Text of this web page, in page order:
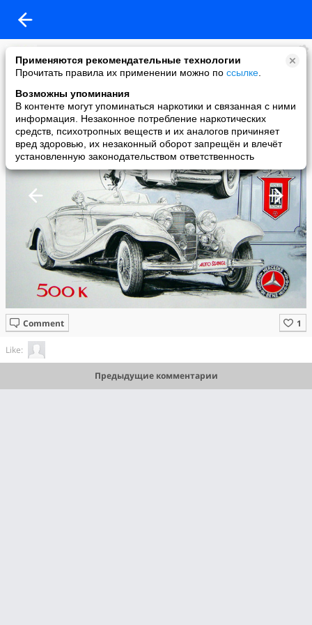
Применяются рекомендательные технологии
Прочитать правила их применении можно по ссылке
Возможны упоминания
В контенте могут упоминаться наркотики и связанная с ними
информация. Незаконное потребление наркотических
средств, психотропных веществ и их аналогов причиняет
вред здоровью, их незаконный оборот запрещён и влечёт
установленную законодательством ответственность
Мурзилка
added a photo
25 Apr в 09:12
Comment
Like:
Предыдущие комментарии